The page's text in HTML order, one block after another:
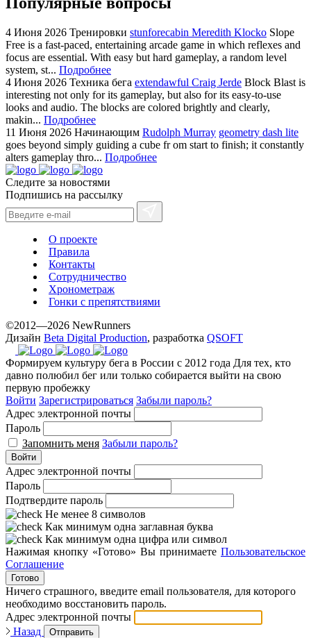
4 Июня 2026 Тренировки stunforecabin Meredith Klocko Slope
Free is a fast-paced, entertaining arcade game in which reflexes and
focus are essential. With easy but hard gameplay, a random level
system, st... Подробнее
4 Июня 2026 Техника бега extendawful Craig Jerde Block Blast is
interesting not only for its gameplay, but also for its easy-to-use
looks and audio. The blocks are colored brightly and clearly,
makin... Подробнее
11 Июня 2026 Начинающим Rudolph Murray geometry dash lite
goes beyond simply guiding a cube fr om start to finish; it constantly
alters gameplay thro... Подробнее
Следите за новостями
Подпишись на рассылку
О проекте
Правила
Контакты
Сотрудничество
Хронометраж
Гонки с препятствиями
©2012—2026 NewRunners
Дизайн Beta Digital Production, разработка QSOFT
Формируем культуру бега в России с 2012 года Для тех, кто
давно полюбил бег или только собирается выйти на свою
первую пробежку
Войти Зарегистрироваться Забыли пароль?
Адрес электронной почты
Пароль
Запомнить меня Забыли пароль?
Войти
Адрес электронной почты
Пароль
Подтвердите пароль
Не менее 8 символов
Как минимум одна заглавная буква
Как минимум одна цифра или символ
Нажимая кнопку «Готово» Вы принимаете Пользовательское
Соглашение
Готово
Ничего страшного, введите email пользователя, для которого
необходимо восстановить пароль.
Адрес электронной почты
Назад
Отправить